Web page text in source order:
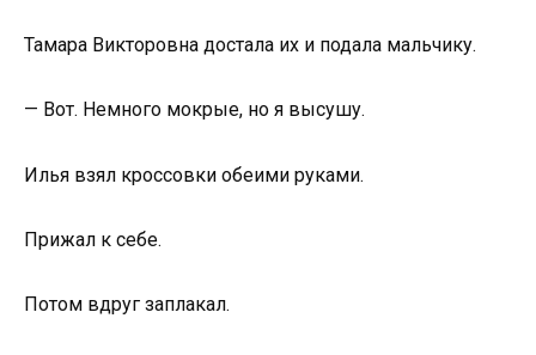
Тамара Викторовна достала их и подала мальчику.
— Вот. Немного мокрые, но я высушу.
Илья взял кроссовки обеими руками.
Прижал к себе.
Потом вдруг заплакал.